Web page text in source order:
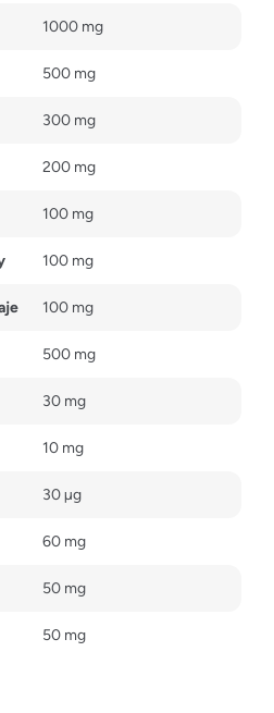
1000 mg
500 mg
300 mg
200 mg
100 mg
100 mg
100 mg
500 mg
30 mg
10 mg
30 µg
60 mg
50 mg
50 mg